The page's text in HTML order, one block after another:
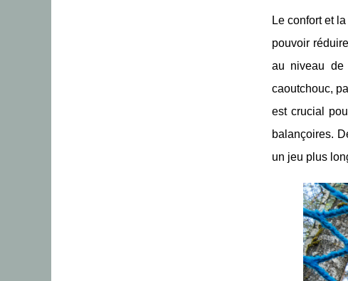
Le confort et
pouvoir
au niveau de
caoutchouc,
est crucial
balançoires.
un jeu plus